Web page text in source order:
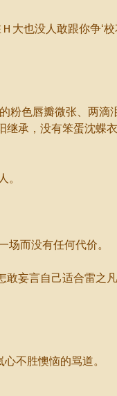
没人敢跟你争‘校
色唇瓣微张、两滴
继承，没有笨蛋沈
。
而没有任何代价。
妄言自己适合雷之
不胜懊恼的骂道。